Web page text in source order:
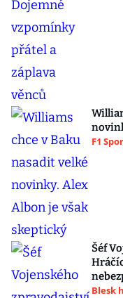
F1
Šéf
Blesk